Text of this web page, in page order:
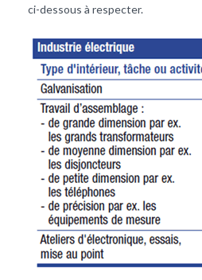
ci-dessous à respecter.